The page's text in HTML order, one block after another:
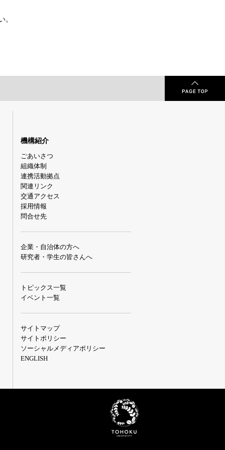
。
機構紹介
ごあいさつ
組織体制
連携活動拠点
関連リンク
交通アクセス
採用情報
問合せ先
企業・自治体の方へ
研究者・学生の皆さんへ
トピックス一覧
イベント一覧
サイトマップ
サイトポリシー
ソーシャルメディアポリシー
ENGLISH